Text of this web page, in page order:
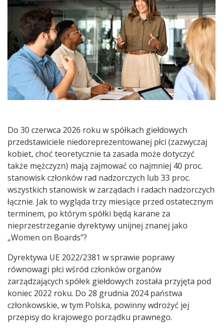
Do 30 czerwca 2026 roku w spółkach giełdowych
przedstawiciele niedoreprezentowanej płci (zazwyczaj
kobiet, choć teoretycznie ta zasada może dotyczyć
także mężczyzn) mają zajmować co najmniej 40 proc.
stanowisk członków rad nadzorczych lub 33 proc.
wszystkich stanowisk w zarządach i radach nadzorczych
łącznie. Jak to wygląda trzy miesiące przed ostatecznym
terminem, po którym spółki będą karane za
nieprzestrzeganie dyrektywy unijnej znanej jako
„Women on Boards”?
Dyrektywa UE 2022/2381 w sprawie poprawy
równowagi płci wśród członków organów
zarządzających spółek giełdowych została przyjęta pod
koniec 2022 roku. Do 28 grudnia 2024 państwa
członkowskie, w tym Polska, powinny wdrożyć jej
przepisy do krajowego porządku prawnego.